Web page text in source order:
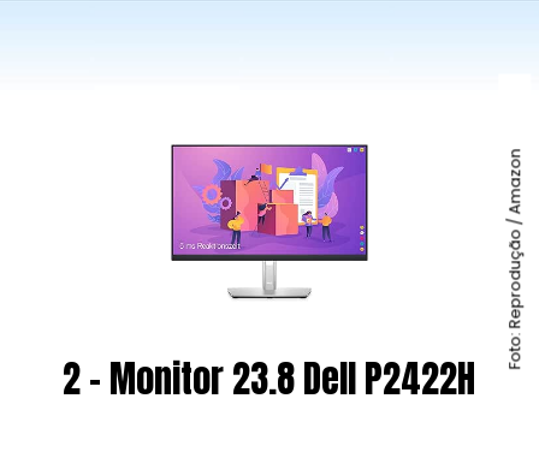
2 - Monitor 23.8 Dell P2422H
Foto: Reprodução / Amazon